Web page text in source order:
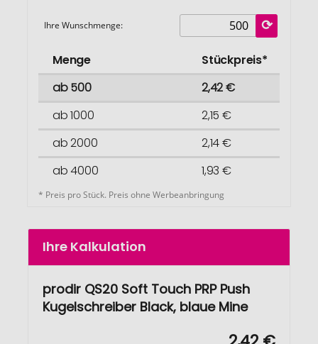
Ihre Wunschmenge:
Menge
Stückpreis*
ab 500
2,42 €
ab 1000
2,15 €
ab 2000
2,14 €
ab 4000
1,93 €
* Preis pro Stück. Preis ohne Werbeanbringung
Ihre Kalkulation
prodir QS20 Soft Touch PRP Push
Kugelschreiber Black, blaue Mine